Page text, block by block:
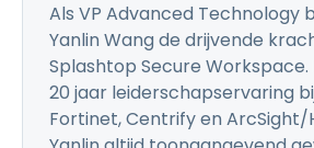
Als VP Advanced Technology
Yanlin Wang de drijvende
Splashtop Secure
20 jaar leiderschapservaring
Fortinet, Centrify en ArcSight/